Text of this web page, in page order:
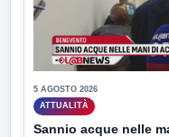
5 AGOSTO 2026
ATTUALITÀ
Sannio acque nelle